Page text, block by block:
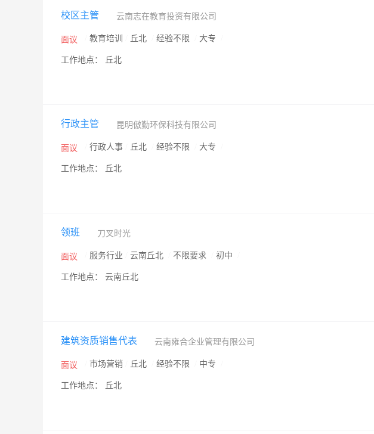
校区主管 云南志在教育投资有限公司
面议 教育培训 丘北 经验不限 大专
工作地点： 丘北
行政主管 昆明傲勤环保科技有限公司
面议 行政人事 丘北 经验不限 大专
工作地点： 丘北
领班 刀叉时光
面议 服务行业 云南丘北 不限要求 初中
工作地点： 云南丘北
建筑资质销售代表 云南雍合企业管理有限公司
面议 市场营销 丘北 经验不限 中专
工作地点： 丘北